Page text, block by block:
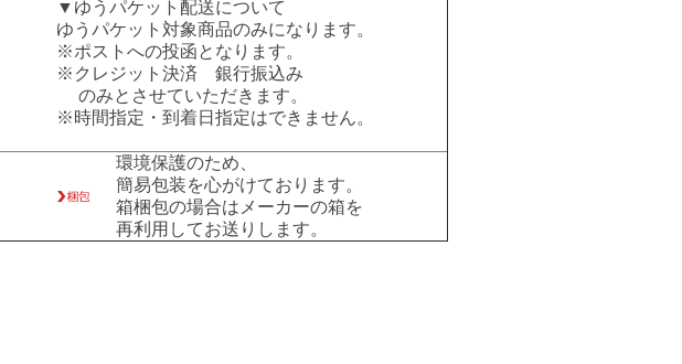
▼ゆうパケット配送について
ゆうパケット対象商品のみになります。
※ポストへの投函となります。
※クレジット決済 銀行振込み
のみとさせていただきます。
※時間指定・到着日指定はできません。
環境保護のため、
簡易包装を心がけております。
箱梱包の場合はメーカーの箱を
再利用してお送りします。